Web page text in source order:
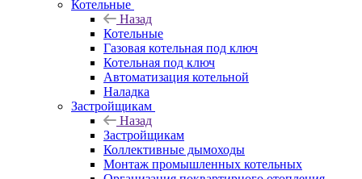
Котельные
Назад
Котельные
Газовая котельная под ключ
Котельная под ключ
Автоматизация котельной
Наладка
Застройщикам
Назад
Застройщикам
Коллективные дымоходы
Монтаж промышленных котельных